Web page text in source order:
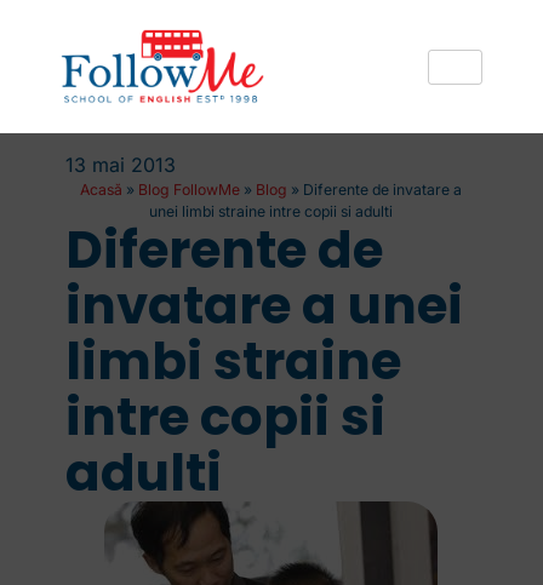
13 mai 2013
Acasă » Blog FollowMe » Blog » Diferente de invatare a
unei limbi straine intre copii si adulti
Diferente de
invatare a unei
limbi straine
intre copii si
adulti